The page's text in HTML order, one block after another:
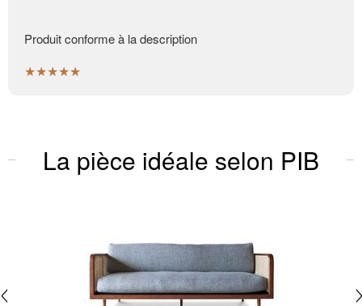
Produit conforme à la description
★★★★★
La pièce idéale selon PIB